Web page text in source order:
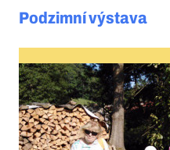
Podzimní výstava